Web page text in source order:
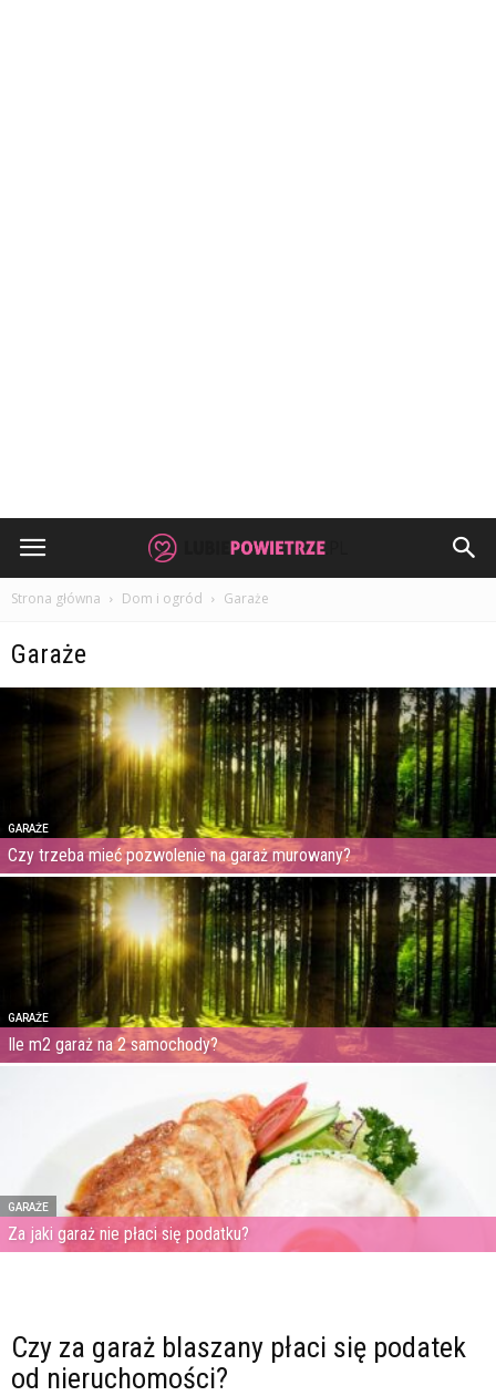
Strona główna Dom i ogród Garaże
Garaże
GARAŻE
Czy trzeba mieć pozwolenie na garaż murowany?
GARAŻE
Ile m2 garaż na 2 samochody?
GARAŻE
Za jaki garaż nie płaci się podatku?
Czy za garaż blaszany płaci się podatek
od nieruchomości?